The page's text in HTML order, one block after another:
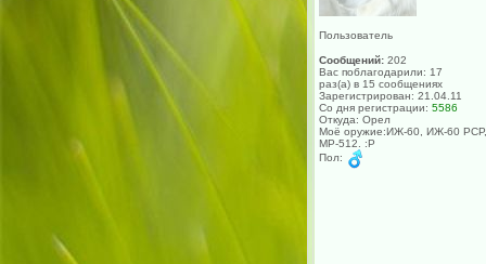
Пользователь
Сообщений: 202
Вас поблагодарили: 17
раз(а) в 15 сообщениях
Зарегистрирован: 21.04.11
Со дня регистрации: 5586
Откуда: Орел
Моё оружие:ИЖ-60, ИЖ-60 РСР,
МР-512. :P
Пол: